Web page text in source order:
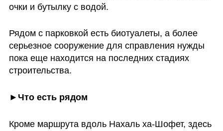
очки и бутылку с водой.
Рядом с парковкой есть биотуалеты, а более
серьезное сооружение для справления нужды
пока еще находится на последних стадиях
строительства.
►Что есть рядом
Кроме маршрута вдоль Нахаль ха-Шофет, здесь